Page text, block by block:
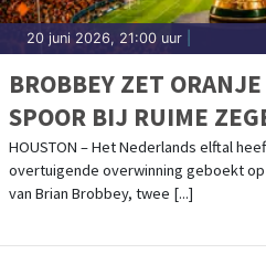
20 juni 2026, 21:00 uur
BROBBEY ZET
SPOOR BIJ RUIME
HOUSTON – Het Nederlands elftal
overtuigende overwinning geboekt
van Brian Brobbey, twee [...]